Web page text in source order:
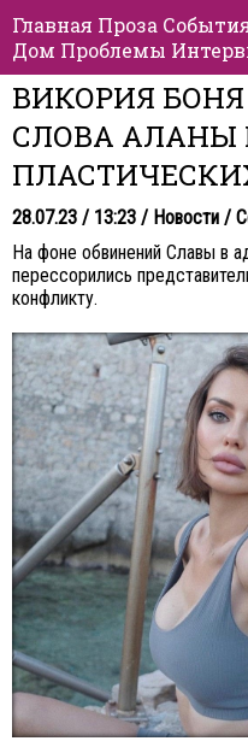
Главная Проза
Дом Проблемы
ВИКОРИЯ
СЛОВА АЛАНЫ
28.07.23 / 13:23 / Новости /
На фоне обвинений Славы в
перессорились
конфликту.